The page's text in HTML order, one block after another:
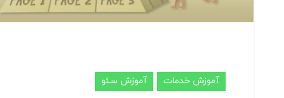
آموزش خدمات آموزش سئو